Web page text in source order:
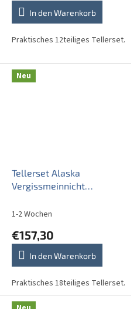
In den Warenkorb
Praktisches 12teiliges Tellerset.
Neu
Tellerset Alaska
Vergissmeinnicht
1-2 Wochen
€157,30
In den Warenkorb
Praktisches 18teiliges Tellerset.